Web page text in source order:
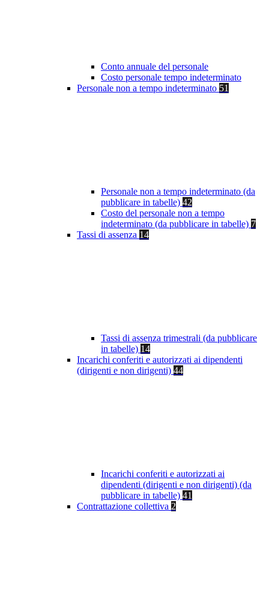
Conto annuale del personale
Costo personale tempo indeterminato
Personale non a tempo indeterminato 51
Personale non a tempo indeterminato (da
pubblicare in tabelle) 42
Costo del personale non a tempo
indeterminato (da pubblicare in tabelle) 7
Tassi di assenza 14
Tassi di assenza trimestrali (da pubblicare
in tabelle) 14
Incarichi conferiti e autorizzati ai dipendenti
(dirigenti e non dirigenti) 44
Incarichi conferiti e autorizzati ai
dipendenti (dirigenti e non dirigenti) (da
pubblicare in tabelle) 41
Contrattazione collettiva 2